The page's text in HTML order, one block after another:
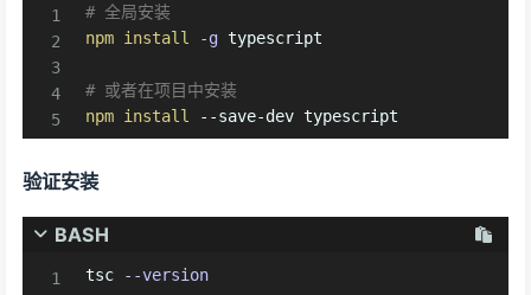
# 全局安装
npm install -g typescript
# 或者在项目中安装
npm install --save-dev typescript
验证安装
BASH
tsc --version